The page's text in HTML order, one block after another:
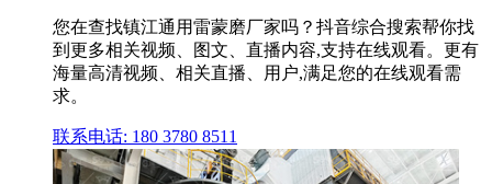
您在查找镇江通用雷蒙磨厂家吗？抖音综合搜索帮你找
到更多相关视频、图文、直播内容,支持在线观看。更有
海量高清视频、相关直播、用户,满足您的在线观看需
求。
联系电话: 180 3780 8511